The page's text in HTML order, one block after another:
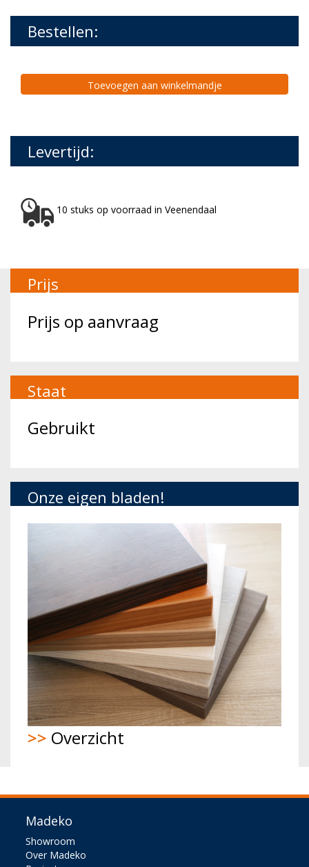
Bestellen:
Toevoegen aan winkelmandje
Levertijd:
10 stuks op voorraad in Veenendaal
Prijs
Prijs op aanvraag
Staat
Gebruikt
Onze eigen bladen!
>> Overzicht
Madeko
Showroom
Over Madeko